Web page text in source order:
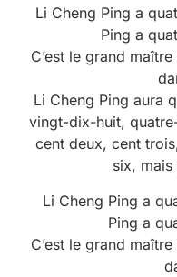
Li Cheng Ping a
Ping a
C’est le grand
Li Cheng Ping aura
vingt-dix-huit,
cent deux, cent
six,
Li Cheng Ping a
Ping a
C’est le grand